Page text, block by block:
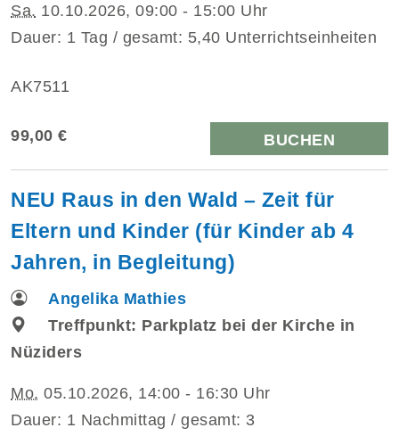
Sa. 10.10.2026, 09:00 - 15:00 Uhr
Dauer: 1 Tag / gesamt: 5,40 Unterrichtseinheiten
AK7511
99,00 € BUCHEN
NEU Raus in den Wald – Zeit für
Eltern und Kinder (für Kinder ab 4
Jahren, in Begleitung)
Angelika Mathies
Treffpunkt: Parkplatz bei der Kirche in
Nüziders
Mo. 05.10.2026, 14:00 - 16:30 Uhr
Dauer: 1 Nachmittag / gesamt: 3